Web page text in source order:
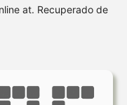
at. Recuperado de